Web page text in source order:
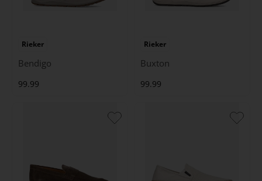
Rieker
Bendigo
99.99
Rieker
Buxton
99.99